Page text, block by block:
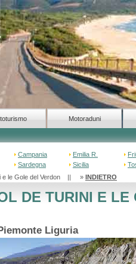
Motoraduni
Campania Emilia R.
Sardegna Sicilia
e le Gole del Verdon || » INDIETRO
DE TURINI E LE
Liguria